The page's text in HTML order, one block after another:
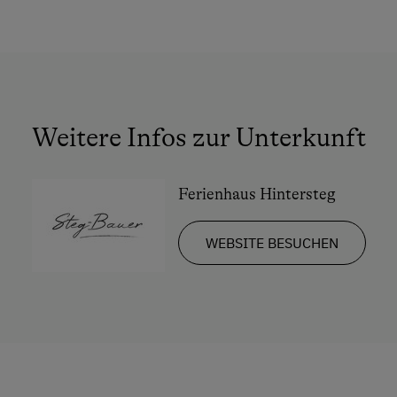
Weitere Infos zur Unterkunft
Ferienhaus Hintersteg
WEBSITE BESUCHEN